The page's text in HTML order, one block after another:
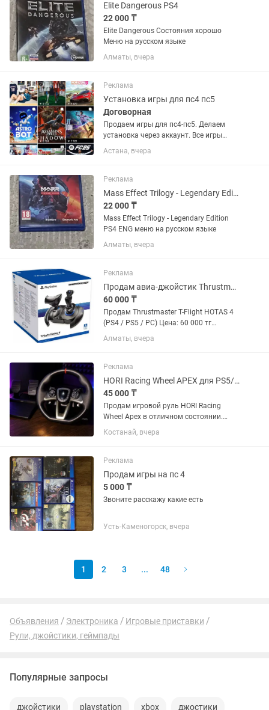
Elite Dangerous PS4
22 000 ₸
Elite Dangerous Состояния хорошо
Меню на русском языке
Алматы, вчера
Реклама
Установка игры для пс4 пс5
Договорная
Продаем игры для пс4-пс5. Делаем
установка через аккаунт. Все игры
лицензионные куплены в пс сторе.
Напишите нам на или позвоните.
Ps5
Астана, вчера
Реклама
Mass Effect Trilogy - Legendary Edition PS4 ENG
22 000 ₸
Mass Effect Trilogy - Legendary Edition
PS4 ENG меню на русском языке
Алматы, вчера
Реклама
Продам авиа-джойстик Thrustmaster T-Flight HOTAS 4 для ps4, pc.
60 000 ₸
Продам Thrustmaster T-Flight HOTAS 4
(PS4 / PS5 / PC) Цена: 60 000 тг
(небольшой торг). Продаю
практически новый Thrustmaster T-
но понял, что авиасимуляторы —...
Алматы, вчера
Реклама
HORI Racing Wheel APEX для PS5/PS4/PC
45 000 ₸
Продам игровой руль HORI Racing
Wheel Apex в отличном состоянии.
Полностью исправен, все кнопки, руль
и педали работают без каких-либо
PlayStation 4 и ПК. Угол...
Костанай, вчера
Реклама
Продам игры на пс 4
5 000 ₸
Звоните расскажу какие есть
Усть-Каменогорск, вчера
1 2 3 ... 48
Объявления Электроника
Игровые приставки
Рули, джойстики, геймпады
Популярные запросы
джойстики playstation xbox джостики